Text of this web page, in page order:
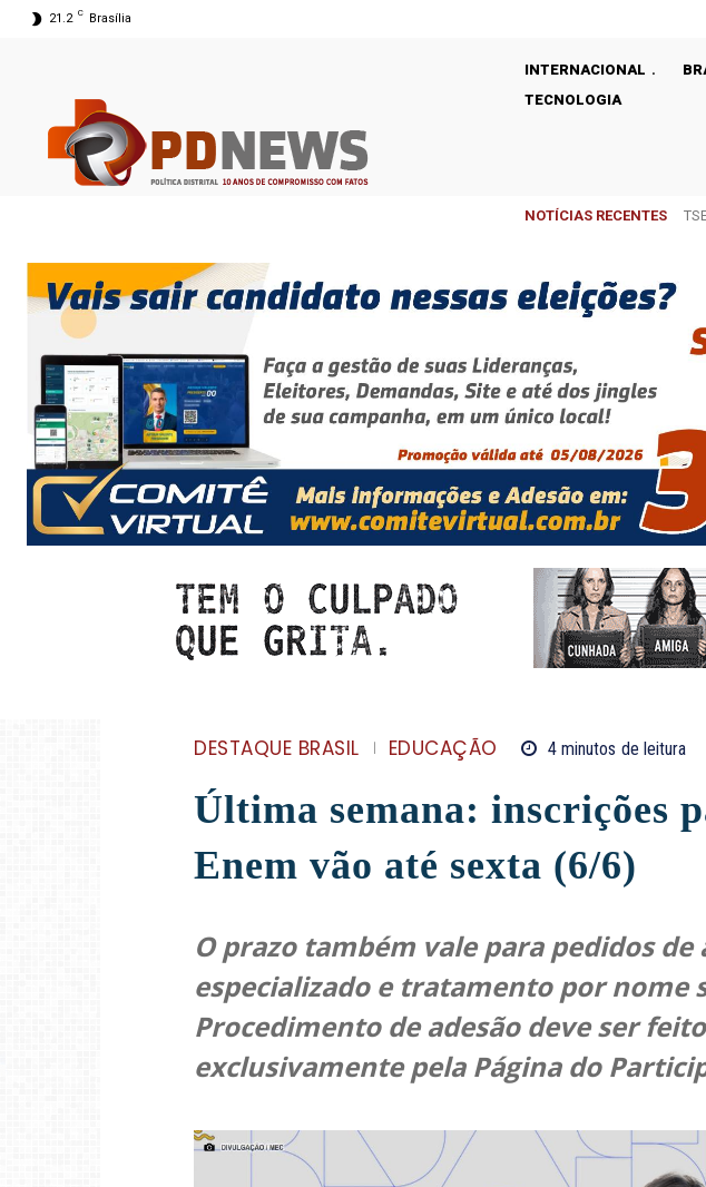
21.2 C Brasília
INTERNACIONAL
TECNOLOGIA
NOTÍCIAS RECENTES
DESTAQUE BRASIL EDUCAÇÃO 4minutos de leitura
Última semana: inscrições
Enem vão até sexta (6/6)
O prazo também vale para pedidos
especializado e tratamento por nome
Procedimento de adesão deve ser feito
exclusivamente pela Página do